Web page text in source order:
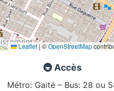
Leaflet | ©OpenStreetMap
🚇 Accès
Métro: Gaité – Bus: 28 ou